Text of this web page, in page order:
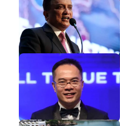
01:01